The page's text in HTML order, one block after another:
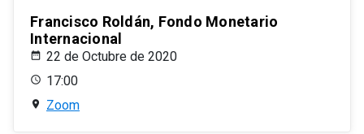
Francisco Roldán, Fondo Monetario
Internacional
22 de Octubre de 2020
17:00
Zoom